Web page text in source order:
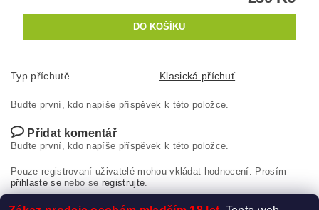
Typ příchutě Klasická příchuť
Buďte první, kdo napíše příspěvek k této položce.
Přidat komentář
Buďte první, kdo napíše příspěvek k této položce.
Pouze registrovaní uživatelé mohou vkládat hodnocení. Prosím
přihlaste senebo se registrujte